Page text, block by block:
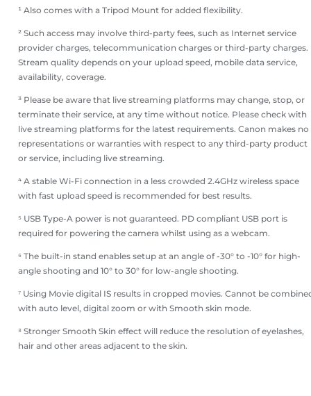
¹ Also comes with a Tripod Mount for added flexibility.
² Such access may involve third-party fees, such as Internet service
provider charges, telecommunication charges or third-party charges.
Stream quality depends on your upload speed, mobile data service,
availability, coverage.
³ Please be aware that live streaming platforms may change, stop, or
terminate their service, at any time without notice. Please check with
live streaming platforms for the latest requirements. Canon makes no
representations or warranties with respect to any third-party product
or service, including live streaming.
⁴ A stable Wi-Fi connection in a less crowded 2.4GHz wireless space
with fast upload speed is recommended for best results.
⁵ USB Type-A power is not guaranteed. PD compliant USB port is
required for powering the camera whilst using as a webcam.
⁶ The built-in stand enables setup at an angle of -30° to -10° for high-
angle shooting and 10° to 30° for low-angle shooting.
⁷ Using Movie digital IS results in cropped movies. Cannot be
with auto level, digital zoom or with Smooth skin mode.
⁸ Stronger Smooth Skin effect will reduce the resolution of eyelashes,
hair and other areas adjacent to the skin.